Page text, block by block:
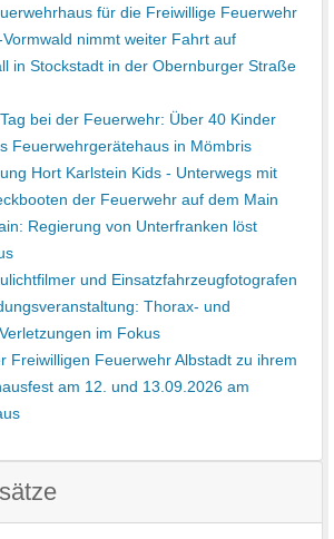
für die Freiwillige Feu­er­wehr
nimmt weiter Fahrt auf
in Stockstadt in der Obernburger Straße
bei der Feuerwehr: Über 40 Kinder
Feuerwehrgerätehaus in Mömbris
Hort Karlstein Kids - Unterwegs mit
der Feuerwehr auf dem Main
Regierung von Unterfranken löst
und Einsatzfahrzeugfotografen
Thorax- und
im Fokus
Freiwilligen Feuerwehr Albstadt zu ihrem
am 12. und 13.09.2026 am